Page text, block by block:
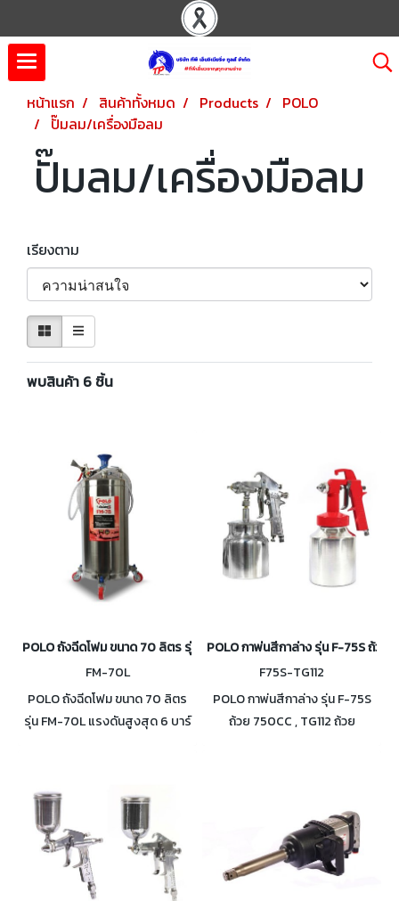
หน้าแรก สินค้าทั้งหมด Products
POLO
ปั๊มลม/เครื่องมือลม
ปั๊มลม/เครื่องมือลม
เรียงตาม
พบสินค้า 6 ชิ้น
POLO ถังฉีดโฟม ขนาด 70 ลิตร รุ่น FM-70L แรงดันสูงสุด 6 บาร์
FM-70L
POLO ถังฉีดโฟม ขนาด 70 ลิตร
รุ่น FM-70L แรงดันสูงสุด 6 บาร์
เป็นสนิม ใช้สำหรับงานคาร์แคร์
POLO กาพ่นสีกาล่าง รุ่น F-75S ถ้วย
F75S-TG112
POLO กาพ่นสีกาล่าง รุ่น F-75S
ถ้วย 750CC , TG112 ถ้วย